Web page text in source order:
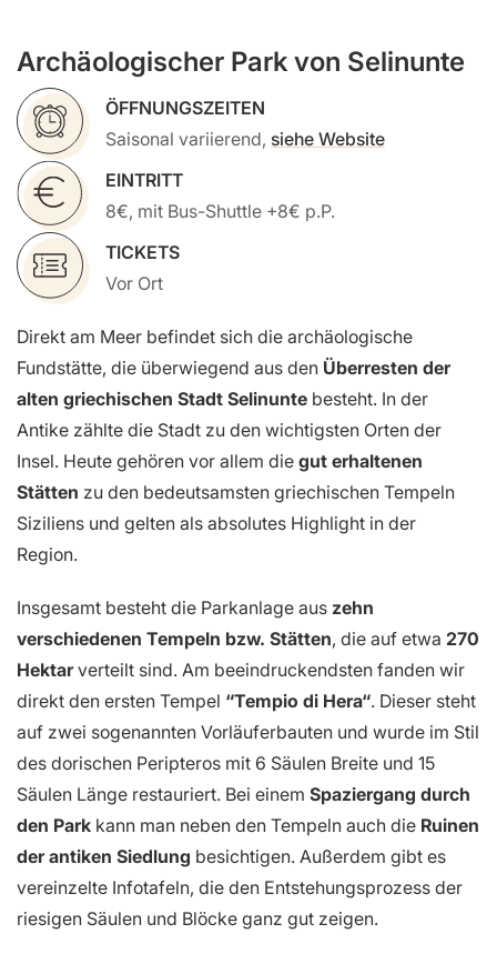
Archäologischer Park von Selinunte
ÖFFNUNGSZEITEN
Saisonal variierend, siehe Website
EINTRITT
8€, mit Bus-Shuttle +8€ p.P.
TICKETS
Vor Ort
Direkt am Meer befindet sich die archäologische
Fundstätte, die überwiegend aus den Überresten der
alten griechischen Stadt Selinunte besteht. In der
Antike zählte die Stadt zu den wichtigsten Orten der
Insel. Heute gehören vor allem die gut erhaltenen
Stätten zu den bedeutsamsten griechischen Tempeln
Siziliens und gelten als absolutes Highlight in der
Region.
Insgesamt besteht die Parkanlage aus zehn
verschiedenen Tempeln bzw. Stätten, die auf etwa 270
Hektarverteilt sind. Am beeindruckendsten fanden wir
direkt den ersten Tempel “Tempio di Hera“. Dieser steht
auf zwei sogenannten Vorläuferbauten und wurde im Stil
des dorischen Peripteros mit 6 Säulen Breite und 15
Säulen Länge restauriert. Bei einem Spaziergang durch
den Park kann man neben den Tempeln auch die Ruinen
der antiken Siedlung besichtigen. Außerdem gibt es
vereinzelte Infotafeln, die den Entstehungsprozess der
riesigen Säulen und Blöcke ganz gut zeigen.